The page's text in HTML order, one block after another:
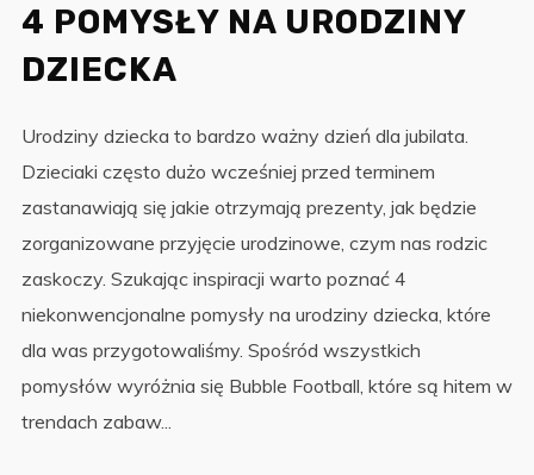
4 POMYSŁY NA URODZINY
DZIECKA
Urodziny dziecka to bardzo ważny dzień dla jubilata.
Dzieciaki często dużo wcześniej przed terminem
zastanawiają się jakie otrzymają prezenty, jak będzie
zorganizowane przyjęcie urodzinowe, czym nas rodzic
zaskoczy. Szukając inspiracji warto poznać 4
niekonwencjonalne pomysły na urodziny dziecka, które
dla was przygotowaliśmy. Spośród wszystkich
pomysłów wyróżnia się Bubble Football, które są hitem w
trendach zabaw...